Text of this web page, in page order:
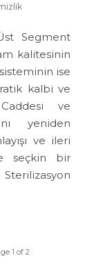
Segment
kalitesinin
ise
kalbi ve
ve
yeniden
ve ileri
seçkin bir
Sterilizasyon
1 of 2